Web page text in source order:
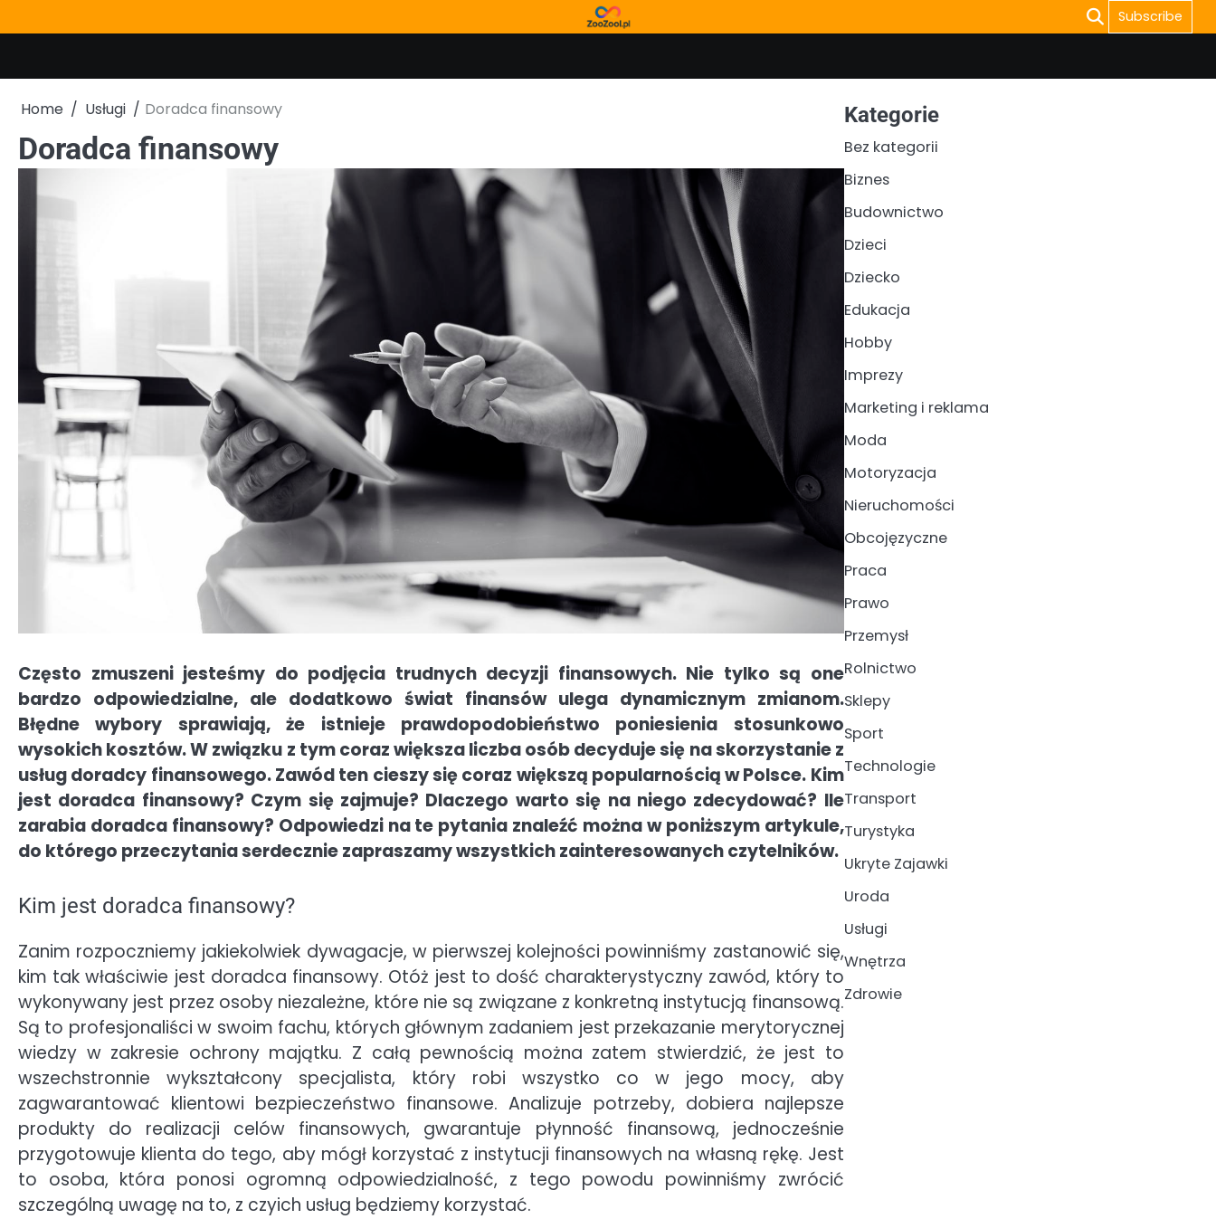
to
Subscribe
Home Usługi Doradca finansowy
Doradca finansowy
Często zmuszeni jesteśmy do podjęcia trudnych decyzji finansowych. Nie tylko są one
bardzo odpowiedzialne, ale dodatkowo świat finansów ulega dynamicznym zmianom.
Błędne wybory sprawiają, że istnieje prawdopodobieństwo poniesienia stosunkowo
wysokich kosztów. W związku z tym coraz większa liczba osób decyduje się na skorzystanie z
usług doradcy finansowego. Zawód ten cieszy się coraz większą popularnością w Polsce. Kim
jest doradca finansowy? Czym się zajmuje? Dlaczego warto się na niego zdecydować? Ile
zarabia doradca finansowy? Odpowiedzi na te pytania znaleźć można w poniższym artykule,
do którego przeczytania serdecznie zapraszamy wszystkich zainteresowanych czytelników.
Kim jest doradca finansowy?
Zanim rozpoczniemy jakiekolwiek dywagacje, w pierwszej kolejności powinniśmy zastanowić się,
kim tak właściwie jest doradca finansowy. Otóż jest to dość charakterystyczny zawód, który to
wykonywany jest przez osoby niezależne, które nie są związane z konkretną instytucją finansową.
Są to profesjonaliści w swoim fachu, których głównym zadaniem jest przekazanie merytorycznej
wiedzy w zakresie ochrony majątku. Z całą pewnością można zatem stwierdzić, że jest to
wszechstronnie wykształcony specjalista, który robi wszystko co w jego mocy, aby
zagwarantować klientowi bezpieczeństwo finansowe. Analizuje potrzeby, dobiera najlepsze
produkty do realizacji celów finansowych, gwarantuje płynność finansową, jednocześnie
przygotowuje klienta do tego, aby mógł korzystać z instytucji finansowych na własną rękę. Jest
to osoba, która ponosi ogromną odpowiedzialność, z tego powodu powinniśmy zwrócić
szczególną uwagę na to, z czyich usług będziemy korzystać.
Kategorie
Bez kategorii
Biznes
Budownictwo
Dzieci
Dziecko
Edukacja
Hobby
Imprezy
Marketing i reklama
Moda
Motoryzacja
Nieruchomości
Obcojęzyczne
Praca
Prawo
Przemysł
Rolnictwo
Sklepy
Sport
Technologie
Transport
Turystyka
Ukryte Zajawki
Uroda
Usługi
Wnętrza
Zdrowie